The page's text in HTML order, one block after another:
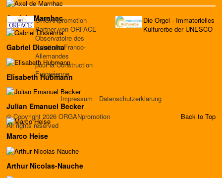
Axel de Marnhac
Gabriel Dissenha
Elisabeth Hubmann
Julian Emanuel Becker
Marco Heise
Arthur Nicolas-Nauche
ORGANpromotion
Partner von ORFACE
Observatoire des
Relations Franco-
Allemandes
pour la Construction
Européenne
Die Orgel - Immaterielles
Kulturerbe der UNESCO
Impressum
Datenschutzerklärung
© Copyright 2026 ORGANpromotion
All rights reserved
Back to Top